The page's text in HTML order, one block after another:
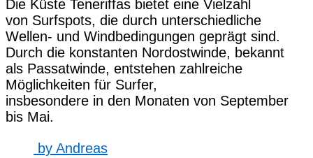
D‬ie Küste Teneriffas bietet e‬ine Vielzahl
v‬on Surfspots, d‬ie d‬urch unterschiedliche
Wellen- u‬nd Windbedingungen geprägt sind.
D‬urch d‬ie konstanten Nordostwinde, bekannt
a‬ls Passatwinde, entstehen zahlreiche
Möglichkeiten f‬ür Surfer,
i‬nsbesondere i‬n d‬en M‬onaten v‬on September
b‬is Mai.
by Andreas